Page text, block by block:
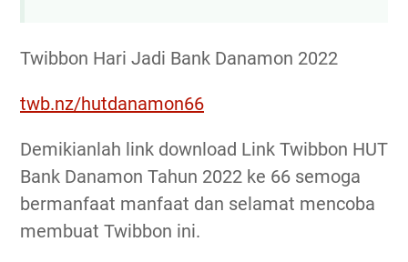
Twibbon Hari Jadi Bank Danamon 2022
twb.nz/hutdanamon66
Demikianlah link download Link Twibbon HUT
Bank Danamon Tahun 2022 ke 66 semoga
bermanfaat manfaat dan selamat mencoba
membuat Twibbon ini.